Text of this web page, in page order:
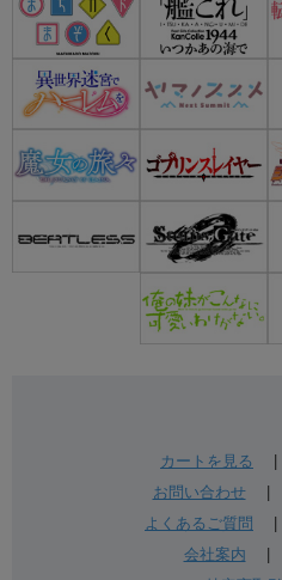
カートを見る
お問い合わせ|
よくあるご質問
会社案内